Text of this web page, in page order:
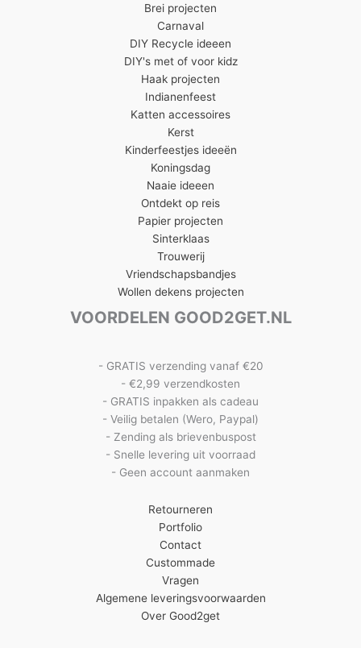
Brei projecten
Carnaval
DIY Recycle ideeen
DIY's met of voor kidz
Haak projecten
Indianenfeest
Katten accessoires
Kerst
Kinderfeestjes ideeën
Koningsdag
Naaie ideeen
Ontdekt op reis
Papier projecten
Sinterklaas
Trouwerij
Vriendschapsbandjes
Wollen dekens projecten
VOORDELEN GOOD2GET.NL
- GRATIS verzending vanaf €20
- €2,99 verzendkosten
- GRATIS inpakken als cadeau
- Veilig betalen (Wero, Paypal)
- Zending als brievenbuspost
- Snelle levering uit voorraad
- Geen account aanmaken
Retourneren
Portfolio
Contact
Custommade
Vragen
Algemene leveringsvoorwaarden
Over Good2get